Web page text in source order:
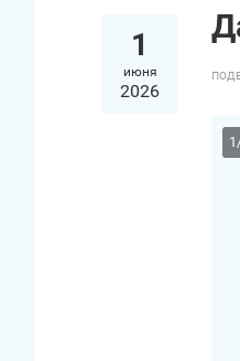
1
июня
2026
1